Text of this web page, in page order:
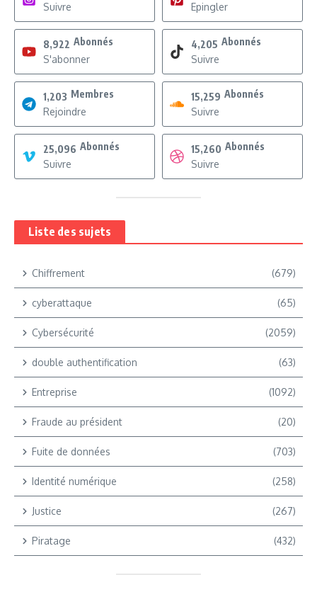
Suivre
Epingler
8,922 Abonnés
S'abonner
4,205 Abonnés
Suivre
1,203 Membres
Rejoindre
15,259 Abonnés
Suivre
25,096 Abonnés
Suivre
15,260 Abonnés
Suivre
Liste des sujets
Chiffrement (679)
cyberattaque (65)
Cybersécurité (2059)
double authentification (63)
Entreprise (1092)
Fraude au président (20)
Fuite de données (703)
Identité numérique (258)
Justice (267)
Piratage (432)